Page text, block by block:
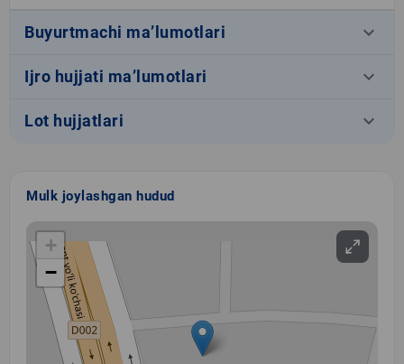
Buyurtmachi ma’lumotlari keyboard_arrow_down
Ijro hujjati ma’lumotlari keyboard_arrow_down
Lot hujjatlari keyboard_arrow_down
Mulk joylashgan hudud
+
−